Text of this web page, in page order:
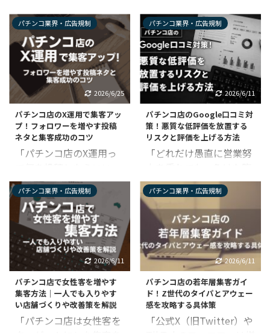
くリスクを常に孕んでい
ます。 自社のブランドイ
メージと社会的信用を守
るには、ネット上に点在
する悪評を漏れなく特定
し、迅速に対処すること
が重要です。 しかし、膨
大なスレッドの中から特
定の書き込みを自力 ...
やブランドイメージを傷
つけられ、心を痛めてい
る経営者様も多いことで
しょう。 本記事では、理
不尽な口コミから旅館を
守り、集客を最大化させ
るための以下のポイント
を徹底解説します。 【こ
の記事でわかる ...
た」 「星1の低評価がつ
けられたらどうしたらい
いの？」 Googleマップ
で自店の店舗情報
（Googleビジネスプロ
フィール）に、ネガティ
ブな口コミを投稿されて
悩んでいませんか？ ユー
ザーによる口コミは好意
的な内容だけでなく、時
には厳しい意見や誤解、
ことがあります。 悪い口
コミで一番怖いのは、対
応を後回しにしたり放置
したりして、ネット炎上
や風評被害に発展してし
まうことです。 この記事
では、そんなGoogleマ
ップの悪い口コミへの対
処法を解 ...
れてしまった……」 「削
除依頼を出したいけれ
ど、もしバレて報復され
たらどうしよう」
Googleマップ上の悪い
口コミに悩まされ、夜も
眠れない日々を過ごされ
ていませんか？ 10年、
15年と誠実に築き上げて
きた店舗であっても、あ
る日突然、事実無根の悪
の減少など深刻な経済損
失を招く恐れがありま
す。 しかし、焦って行動
を起こす前に知っていた
だきたいことがありま
す。 「削除依頼を出した
ら相手にバレるのではな
いか」という不安がある
かもしれませんが、 ...
パチンコ業界・広告規制
2026/6/25
パチンコ店のX運用で集客アッ
プ！フォロワーを増やす投稿
ネタと集客成功のコツ
「パチンコ店のX運用っ
の？」 「投稿内容の炎上
が怖いし、そもそも店の
集客につながるのか不
安」 SNSでパチンコ店の
情報発信をするために
X（旧Twitter）のアカウ
ントを作ったけれど、
「あまりうまく運用でき
ない」と感じていません
か？ 競合店のフォロワー
数が自店よりも多くて、
パチンコ業界・広告規制
2026/6/11
パチンコ店のGoogle口コミ対
策！悪質な低評価を放置する
リスクと評価を上げる方法
「どれだけ愚直に営業努
いせに『遠隔だ』『ゴミ
店』と星1をつけられて
しまう……」 そんな理不
尽なGoogle口コミの低
評価に、頭を悩ませてい
るパチンコ店経営者や店
長は少なくありません。
現在のパチンコ店経営に
おいて、Googleマップの
評価は来店判断を大きく
左右する生命線です。 特
パチンコ業界・広告規制
2026/6/11
パチンコ店で女性客を増やす
集客方法｜一人でも入りやす
い店舗づくりや改善策を解説
「パチンコ店は女性客を
パチンコ業界・広告規制
2026/6/11
パチンコ店の若年層集客ガイ
ド！Z世代のタイパとアウェー
感を攻略する具体策
「公式X（旧Twitter）や